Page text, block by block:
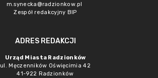
m.synecka@radzionkow.pl
Zespół redakcyjny BIP
ADRES REDAKCJI
Urząd Miasta Radzionków
ul. Męczenników Oświęcimia 42
41-922 Radzionków